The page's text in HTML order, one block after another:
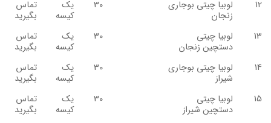
12
لوبیا چیتی بوجاری
زنجان
30 یک
کیسه
تماس
بگیرید
13
لوبیا چیتی
دستچین زنجان
30 یک
کیسه
تماس
بگیرید
14
لوبیا چیتی بوجاری
شیراز
30 یک
کیسه
تماس
بگیرید
15
لوبیا چیتی
دستچین شیراز
30 یک
کیسه
تماس
بگیرید